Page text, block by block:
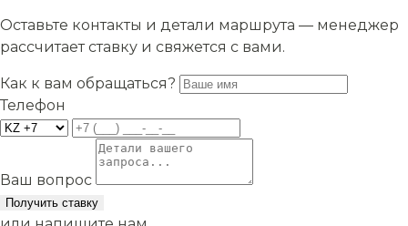
Оставьте контакты и детали маршрута — менеджер
рассчитает ставку и свяжется с вами.
Как к вам обращаться?
Телефон
Ваш вопрос
Получить ставку